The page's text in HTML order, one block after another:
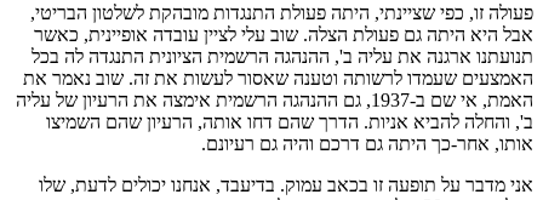
פעולה זו, כפי שציינתי, היתה פעולת התנגדות מובהקת לשלטון הבריטי,
אבל היא היתה גם פעולת הצלה. שוב עלי לציין עובדה אופיינית, כאשר
תנועתנו ארגנה את עליה ב', ההנהגה הרשמית הציונית התנגדה לה בכל
האמצעים שעמדו לרשותה וטענה שאסור לעשות את זה. שוב נאמר את
האמת, אי שם ב-1937, גם ההנהגה הרשמית אימצה את הרעיון של עליה
ב', והחלה להביא אניות. הדרך שהם דחו אותה, הרעיון שהם השמיצו
אותו, אחר-כך היתה גם דרכם והיה גם רעיונם.
אני מדבר על תופעה זו בכאב עמוק. בדיעבד, אנחנו יכולים לדעת, שלו